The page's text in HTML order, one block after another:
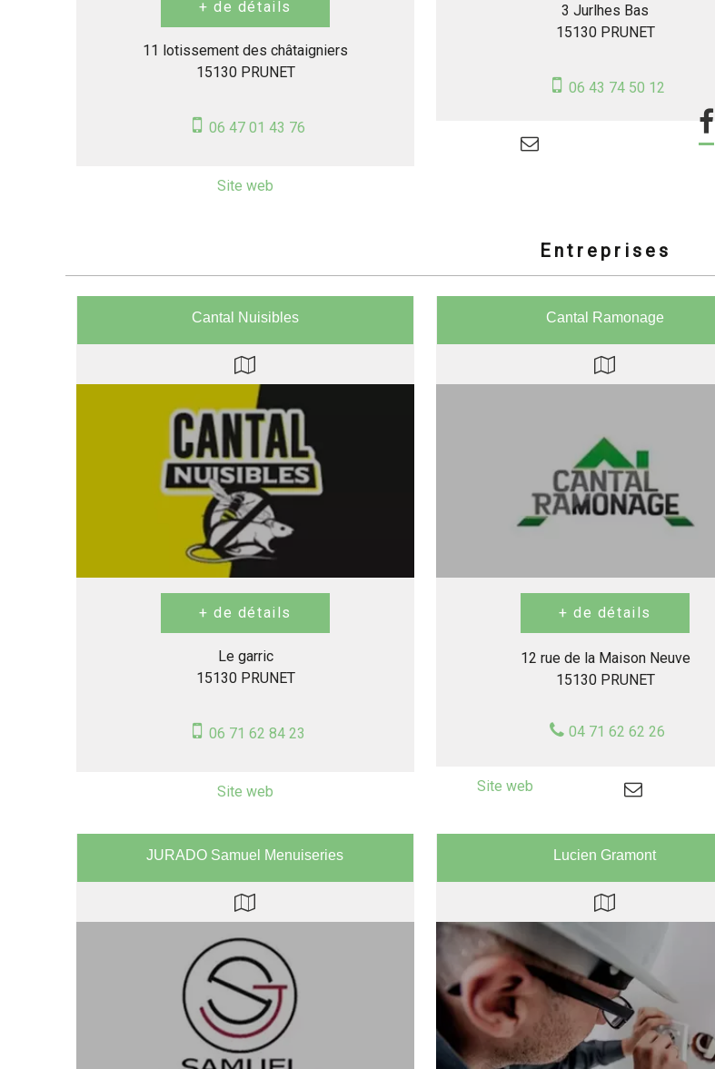
11 lotissement des châtaigniers
15130 PRUNET
06 47 01 43 76
3 Jurlhes Bas
15130 PRUNET
06 43 74 50 12
Entreprises
Cantal Nuisibles
Le garric
15130 PRUNET
06 71 62 84 23
Cantal Ramonage
12 rue de la Maison Neuve
15130 PRUNET
04 71 62 62 26
JURADO Samuel Menuiseries Lucien Gramont